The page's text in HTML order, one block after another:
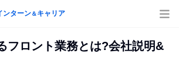
ンターン＆キャリア
フロント業務とは?会社説明&